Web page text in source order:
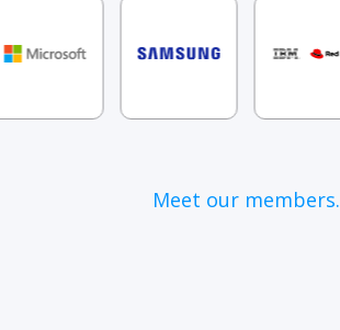
Meet our members.